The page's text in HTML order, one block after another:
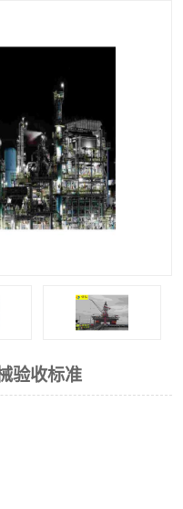
验收标准